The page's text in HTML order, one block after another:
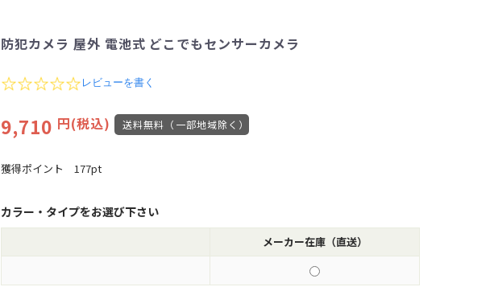
防犯カメラ 屋外 電池式 どこでもセンサーカメラ
0
s
t
r
r
t
i
n
レビューを書く
9,710 円(税込) 送料無料（一部地域除く）
獲得ポイント 177pt
カラー・タイプをお選び下さい
メーカー在庫（直送）